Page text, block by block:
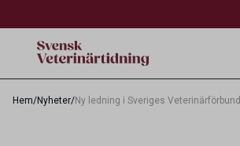
Hem/Nyheter/Ny ledning i Sveriges Veterinärförbund